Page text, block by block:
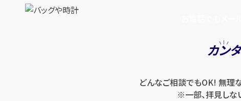
カン
どんなご相談でもOK! 無理
※一部、拝見しな